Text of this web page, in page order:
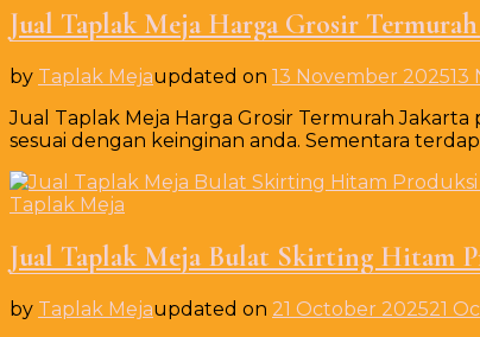
Jual Taplak Meja Harga Grosir
by Taplak Mejaupdated on 13 November 202513
Jual Taplak Meja Harga Grosir Termurah
sesuai dengan keinginan anda. Sementara
Taplak Meja
Jual Taplak Meja Bulat Skirting Hitam
by Taplak Mejaupdated on 21 October 202521